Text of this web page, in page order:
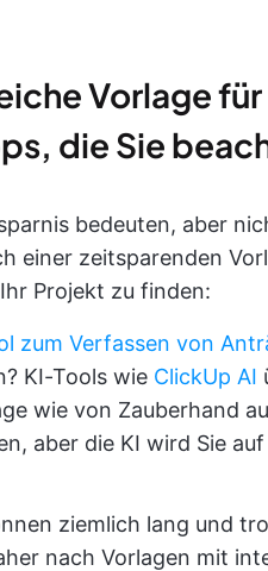
Vorlage für
die Sie
bedeuten, aber
einer zeitsparenden
Projekt zu finden:
zum Verfassen von
KI-Tools wie ClickUp AI
wie von Zauberhand
aber die KI wird Sie
ziemlich lang und
nach Vorlagen mit